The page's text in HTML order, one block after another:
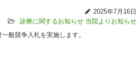
2025年7月16日
診療に関するお知らせ 当院よりお知らせ
般競争入札を実施します。